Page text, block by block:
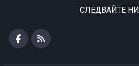
СЛЕДВАЙТЕ НИ